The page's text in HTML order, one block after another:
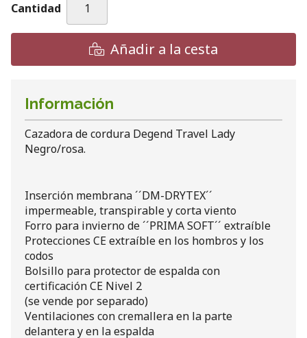
Cantidad
Añadir a la cesta
Información
Cazadora de cordura Degend Travel Lady
Negro/rosa.
Inserción membrana ´´DM-DRYTEX´´
impermeable, transpirable y corta viento
Forro para invierno de ´´PRIMA SOFT´´ extraíble
Protecciones CE extraíble en los hombros y los
codos
Bolsillo para protector de espalda con
certificación CE Nivel 2
(se vende por separado)
Ventilaciones con cremallera en la parte
delantera y en la espalda